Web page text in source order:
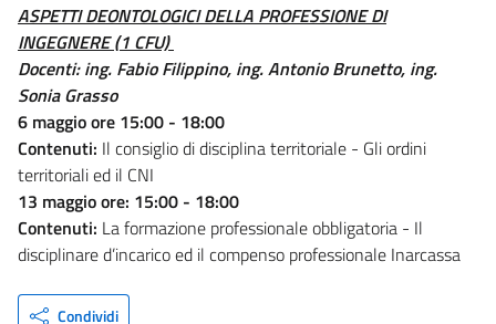
ASPETTI DEONTOLOGICI DELLA PROFESSIONE DI
INGEGNERE (1 CFU)
Docenti: ing. Fabio Filippino, ing. Antonio Brunetto, ing.
Sonia Grasso
6 maggio ore 15:00 - 18:00
Contenuti: Il consiglio di disciplina territoriale - Gli ordini
territoriali ed il CNI
13 maggio ore: 15:00 - 18:00
Contenuti: La formazione professionale obbligatoria - Il
disciplinare d’incarico ed il compenso professionale Inarcassa
Condividi